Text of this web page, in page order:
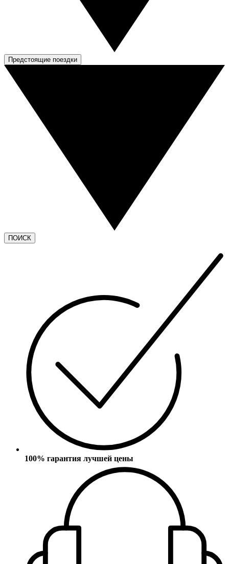
Предстоящие поездки
ПОИСК
100% гарантия лучшей цены